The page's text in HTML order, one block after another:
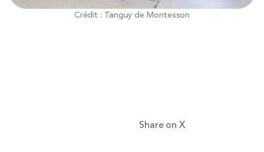
Crédit : Tanguy de Montesson
Share on X